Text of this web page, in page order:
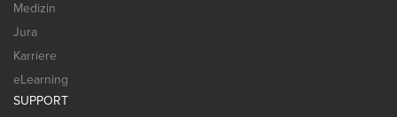
Medizin
Jura
Karriere
eLearning
SUPPORT